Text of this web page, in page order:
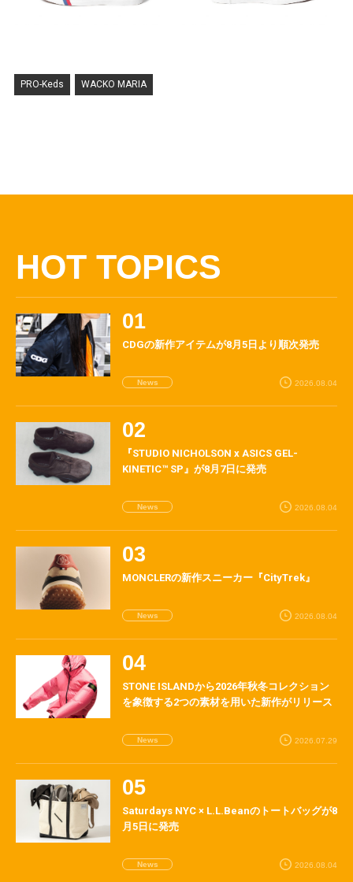
PRO-Keds WACKO MARIA
HOT TOPICS
CDGの新作アイテムが8月5日より順次発売
News 2026.08.04
『STUDIO NICHOLSON x ASICS GEL-
KINETIC™ SP』が8月7日に発売
News 2026.08.04
MONCLERの新作スニーカー『CityTrek』
News 2026.08.04
STONE ISLANDから2026年秋冬コレクション
を象徴する2つの素材を用いた新作がリリース
News 2026.07.29
Saturdays NYC × L.L.Beanのトートバッグが8
月5日に発売
News 2026.08.04